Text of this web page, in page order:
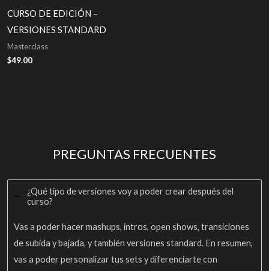
CURSO DE EDICIÓN –
VERSIONES STANDARD
Masterclass
$49.00
PREGUNTAS FRECUENTES
¿Qué tipo de versiones voy a poder crear después del
curso?
Vas a poder hacer mashups, intros, open shows, transiciones
de subida y bajada, y también versiones standard. En resumen,
vas a poder personalizar tus sets y diferenciarte con